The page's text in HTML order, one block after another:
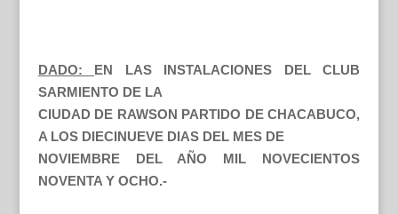
DADO: EN LAS INSTALACIONES DEL CLUB
SARMIENTO DE LA
CIUDAD DE RAWSON PARTIDO DE CHACABUCO,
A LOS DIECINUEVE DIAS DEL MES DE
NOVIEMBRE DEL AÑO MIL NOVECIENTOS
NOVENTA Y OCHO.-